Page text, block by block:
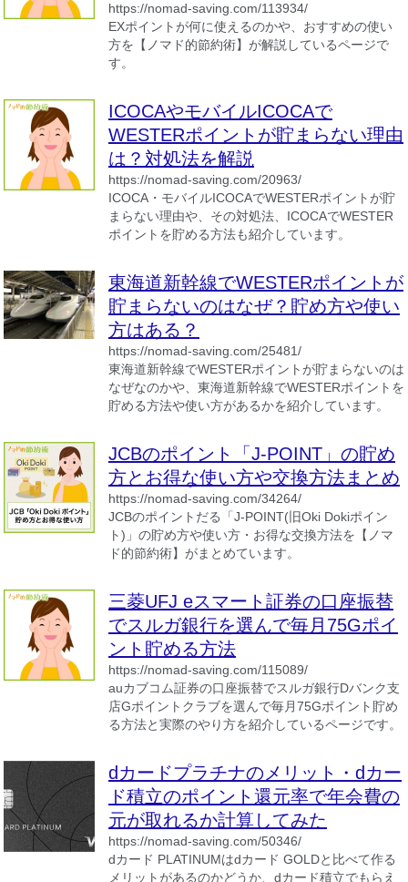
https://nomad-saving.com/113934/
EXポイントが何に使えるのかや、おすすめの使い
方を【ノマド的節約術】が解説しているページで
す。
ICOCAやモバイルICOCAで
WESTERポイントが貯まらない理由
は？対処法を解説
https://nomad-saving.com/20963/
ICOCA・モバイルICOCAでWESTERポイントが貯
まらない理由や、その対処法、ICOCAでWESTER
ポイントを貯める方法も紹介しています。
東海道新幹線でWESTERポイントが
貯まらないのはなぜ？貯め方や使い
方はある？
https://nomad-saving.com/25481/
東海道新幹線でWESTERポイントが貯まらないのは
なぜなのかや、東海道新幹線でWESTERポイントを
貯める方法や使い方があるかを紹介しています。
JCBのポイント「J-POINT」の貯め
方とお得な使い方や交換方法まとめ
https://nomad-saving.com/34264/
JCBのポイントだる「J-POINT(旧Oki Dokiポイン
ト)」の貯め方や使い方・お得な交換方法を【ノマ
ド的節約術】がまとめています。
三菱UFJ eスマート証券の口座振替
でスルガ銀行を選んで毎月75Gポイ
ント貯める方法
https://nomad-saving.com/115089/
auカブコム証券の口座振替でスルガ銀行Dバンク支
店Gポイントクラブを選んで毎月75Gポイント貯め
る方法と実際のやり方を紹介しているページです。
dカードプラチナのメリット・dカー
ド積立のポイント還元率で年会費の
元が取れるか計算してみた
https://nomad-saving.com/50346/
dカード PLATINUMはdカード GOLDと比べて作る
メリットがあるのかどうか、dカード積立でもらえ